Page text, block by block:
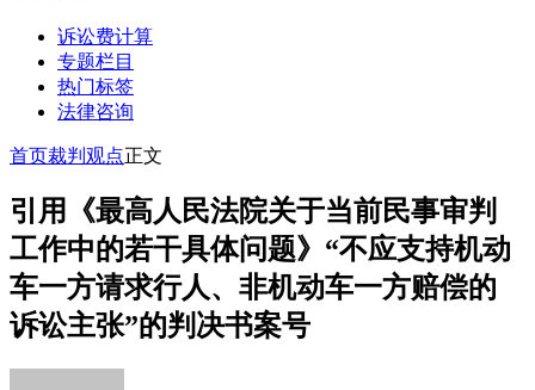
诉讼费计算
专题栏目
热门标签
法律咨询
首页裁判观点正文
引用《最高人民法院关于当前民事审判
工作中的若干具体问题》“不应支持机动
车一方请求行人、非机动车一方赔偿的
诉讼主张”的判决书案号